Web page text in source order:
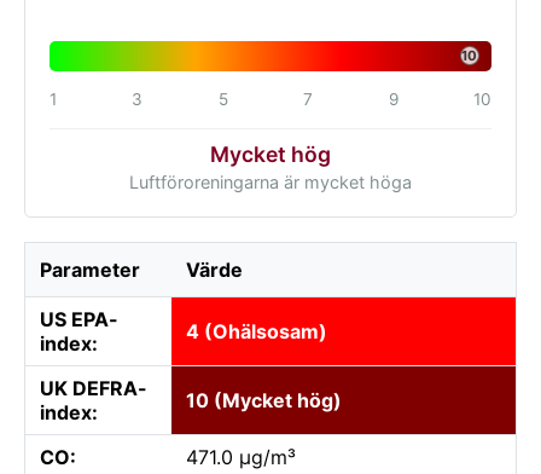
10
1 3 5 7 9 10
Mycket hög
Luftföroreningarna är mycket höga
Parameter Värde
US EPA-
index:
4 (Ohälsosam)
UK DEFRA-
index:
10 (Mycket hög)
CO:
471.0 µg/m³